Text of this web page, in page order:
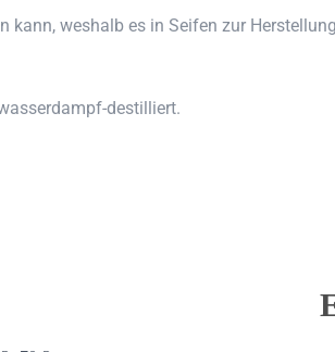
kann, weshalb es in Seifen zur
destilliert.